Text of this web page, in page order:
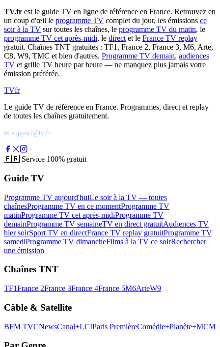
TV.fr est le guide TV en ligne de référence en France. Retrouvez en
un coup d'œil le programme TV complet du jour, les émissions ce
soir à la TV sur toutes les chaînes, le programme TV du matin, le
programme TV cet après-midi, le direct et le France TV replay
gratuit. Chaînes TNT gratuites : TF1, France 2, France 3, M6, Arte,
C8, W9, TMC et bien d'autres. Programme TV demain, audiences
TV et grille TV heure par heure — ne manquez plus jamais votre
émission préférée.
TVfr
Le guide TV de référence en France. Programmes, direct et replay
de toutes les chaînes gratuitement.
✉ support@tv.fr
🇫🇷 Service 100% gratuit
Guide TV
Programme TV aujourd'huiCe soir à la TV — toutes
chaînesProgramme TV en ce momentProgramme TV
matinProgramme TV cet après-midiProgramme TV
demainProgramme TV semaineTV en direct gratuitAudiences TV
hier soirSport TV en directFrance TV replay gratuitProgramme TV
samediProgramme TV dimancheFilms à la TV ce soirRechercher
une émission
Chaînes TNT
TF1France 2France 3France 4France 5M6ArteW9
Câble & Satellite
BFM TVCNewsCanal+LCIParis PremièreComédie+Planète+MCM